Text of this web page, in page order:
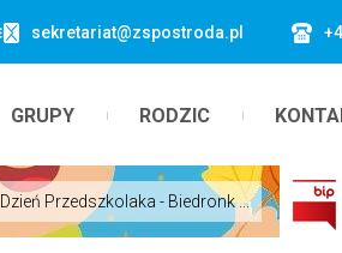
sekretariat@zspostroda.pl
GRUPY RODZIC
Dzień Przedszkolaka - Biedronk ...